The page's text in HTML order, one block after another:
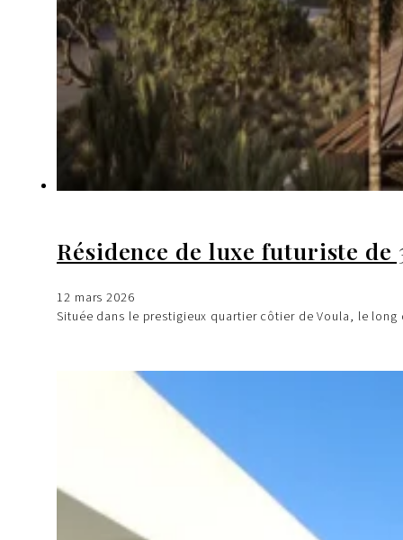
Résidence de luxe futuriste de
12 mars 2026
Située dans le prestigieux quartier côtier de Voula, le